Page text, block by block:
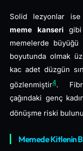
Solid lezyonlar ise
meme kanseri
memelerde büyüğü
boyutunda olmak
kac adet düzgün
gözlenmiştir4.
çağındaki genç
dönüşme riski
Memede Kitlenin